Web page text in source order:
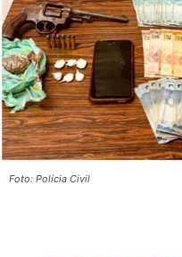
Foto: Polícia Civil